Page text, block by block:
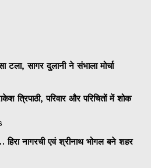
टला, सागर दुलानी ने संभाला मोर्चा
त्रिपाठी, परिवार और परिचितों में शोक
नागरची एवं श्रीनाथ भोगल बने शहर